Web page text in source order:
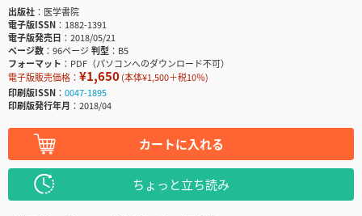
出版社
医学書院
電子版ISSN
1882-1391
電子版発売日
2018/05/21
ページ数
96ページ判型
B5
フォーマット
PDF（パソコンへのダウンロード不可）
電子版販売価格： ¥1,650(本体¥1,500＋税10％)
印刷版ISSN
0047-1895
印刷版発行年月
2018/04
カートに入れる
ちょっと立ち読み